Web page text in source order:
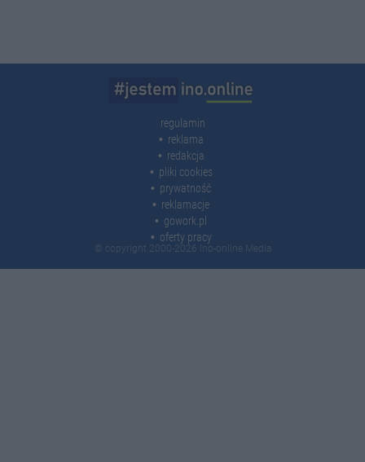
regulamin
reklama
redakcja
pliki cookies
prywatność
reklamacje
gowork.pl
oferty pracy
© copyright 2000-2026 Ino-online Media